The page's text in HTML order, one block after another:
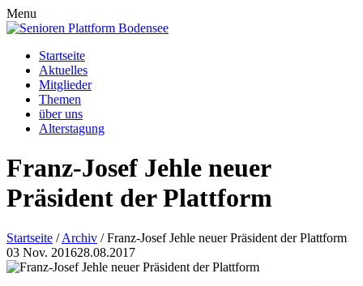
Menu
Startseite
Aktuelles
Mitglieder
Themen
über uns
Alterstagung
Franz-Josef Jehle neuer
Präsident der Plattform
Startseite /Archiv /Franz-Josef Jehle neuer Präsident der Plattform
03 Nov. 201628.08.2017